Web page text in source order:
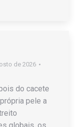
de 2026
do cacete
pele a